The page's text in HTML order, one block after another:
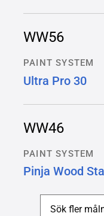
WW56
PAINT SYSTEM
Ultra Pro 30
WW46
PAINT SYSTEM
Pinja Wood
Sök fler